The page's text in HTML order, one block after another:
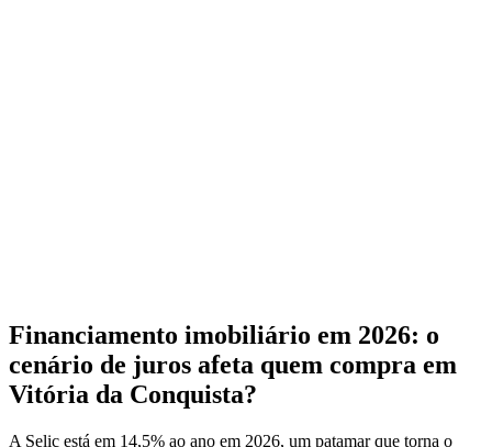
Financiamento imobiliário em 2026: o
cenário de juros afeta quem compra em
Vitória da Conquista?
A Selic está em 14,5% ao ano em 2026, um patamar que torna o